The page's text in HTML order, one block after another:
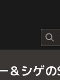
＆シゲ